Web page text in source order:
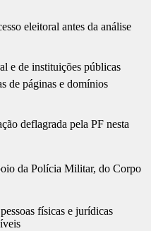
eleitoral antes da análise
e de instituições públicas
de páginas e domínios
deflagrada pela PF nesta
da Polícia Militar, do Corpo
físicas e jurídicas